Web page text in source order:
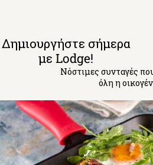
Δημιουργήστε σήμερα
με Lodge!
Νόστιμες συνταγές
όλη η